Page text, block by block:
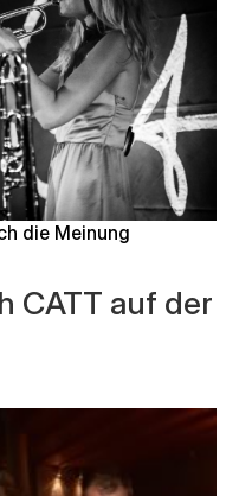
die Meinung
CATT auf der